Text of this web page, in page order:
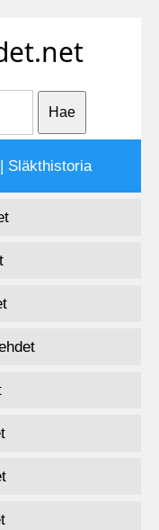
| Släkthistoria